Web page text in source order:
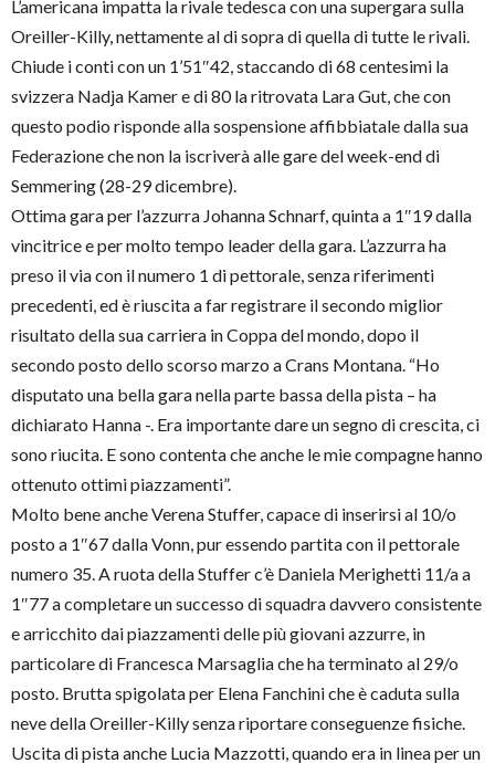
L’americana impatta la rivale tedesca con una supergara sulla
Oreiller-Killy, nettamente al di sopra di quella di tutte le rivali.
Chiude i conti con un 1’51″42, staccando di 68 centesimi la
svizzera Nadja Kamer e di 80 la ritrovata Lara Gut, che con
questo podio risponde alla sospensione affibbiatale dalla sua
Federazione che non la iscriverà alle gare del week-end di
Semmering (28-29 dicembre).
Ottima gara per l’azzurra Johanna Schnarf, quinta a 1″19 dalla
vincitrice e per molto tempo leader della gara. L’azzurra ha
preso il via con il numero 1 di pettorale, senza riferimenti
precedenti, ed è riuscita a far registrare il secondo miglior
risultato della sua carriera in Coppa del mondo, dopo il
secondo posto dello scorso marzo a Crans Montana. “Ho
disputato una bella gara nella parte bassa della pista – ha
dichiarato Hanna -. Era importante dare un segno di crescita, ci
sono riucita. E sono contenta che anche le mie compagne hanno
ottenuto ottimi piazzamenti”.
Molto bene anche Verena Stuffer, capace di inserirsi al 10/o
posto a 1″67 dalla Vonn, pur essendo partita con il pettorale
numero 35. A ruota della Stuffer c’è Daniela Merighetti 11/a a
1″77 a completare un successo di squadra davvero consistente
e arricchito dai piazzamenti delle più giovani azzurre, in
particolare di Francesca Marsaglia che ha terminato al 29/o
posto. Brutta spigolata per Elena Fanchini che è caduta sulla
neve della Oreiller-Killy senza riportare conseguenze fisiche.
Uscita di pista anche Lucia Mazzotti, quando era in linea per un